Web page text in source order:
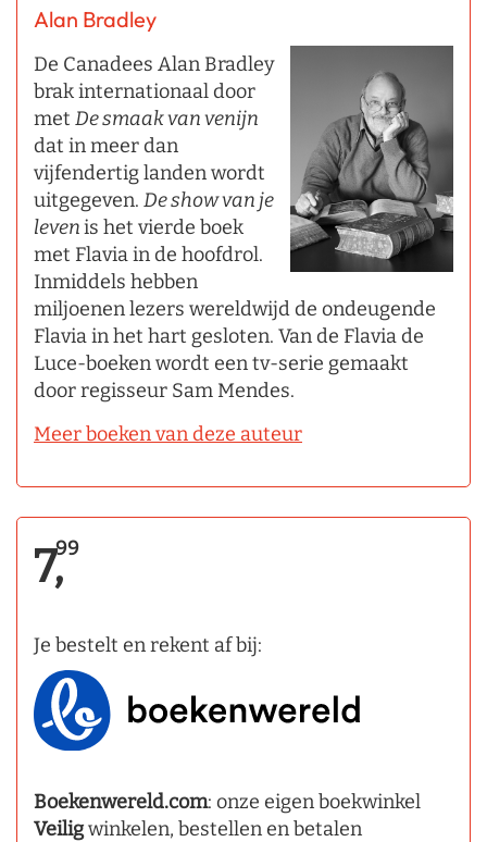
Alan Bradley
De Canadees Alan Bradley
brak internationaal door
met De smaak van venijn
dat in meer dan
vijfendertig landen wordt
uitgegeven. De show van je
levenis het vierde boek
met Flavia in de hoofdrol.
Inmiddels hebben
miljoenen lezers wereldwijd de ondeugende
Flavia in het hart gesloten. Van de Flavia de
Luce-boeken wordt een tv-serie gemaakt
door regisseur Sam Mendes.
Meer boeken van deze auteur
7,99
Je bestelt en rekent af bij:
Boekenwereld.com: onze eigen boekwinkel
Veiligwinkelen, bestellen en betalen